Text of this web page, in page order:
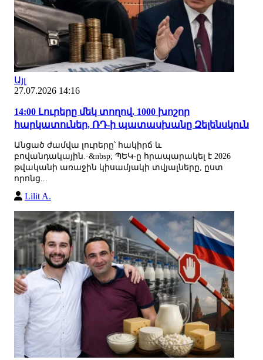
Այլ
27.07.2026 14:16
14:00 Լուրերը մեկ տողով. 1000 խոշոր
հարկատուներ, ՌԴ-ի պատասխանը Զելենսկուն
Անցած ժամվա լուրերը՝ հակիրճ և
բովանդակային.·&nbsp; ՊԵԿ-ը հրապարակել է 2026
թվականի առաջին կիսամյակի տվյալները, ըստ
որոնց...
Lilit A.